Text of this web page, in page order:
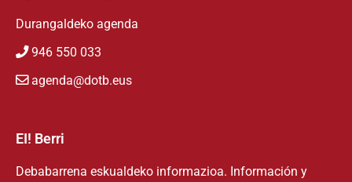
Durangaldeko agenda
946 550 033
agenda@dotb.eus
EI! Berri
Debabarrena eskualdeko informazioa. Información y